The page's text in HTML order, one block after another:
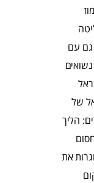
גם עם
של
הליך
את